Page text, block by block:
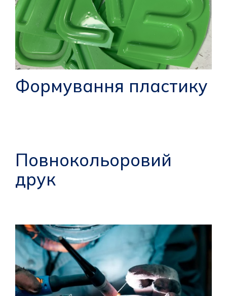
Формування пластику
Повнокольоровий
друк